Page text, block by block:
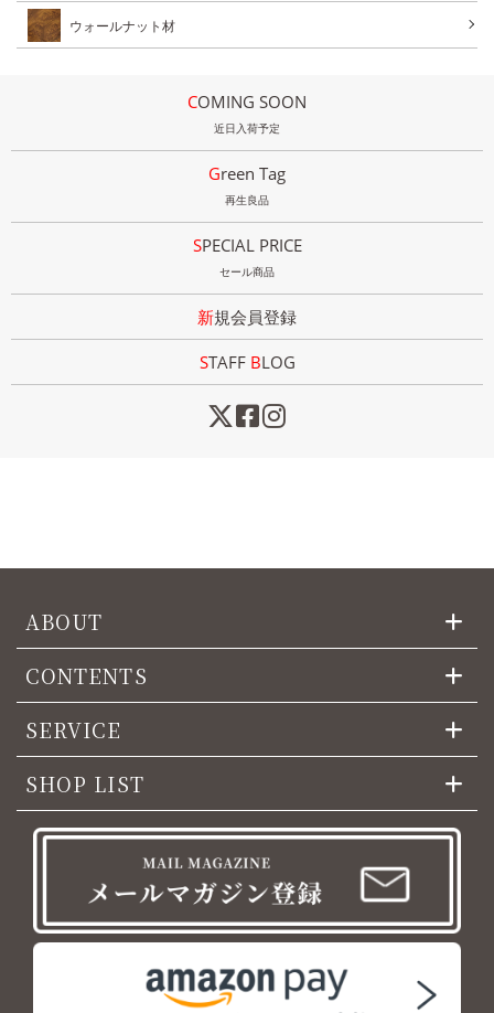
ウォールナット材
COMING SOON
近日入荷予定
Green Tag
再生良品
SPECIAL PRICE
セール商品
新規会員登録
STAFF BLOG
ABOUT
CONTENTS
SERVICE
SHOP LIST